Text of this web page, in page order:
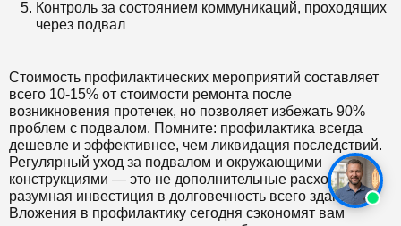
Контроль за состоянием коммуникаций, проходящих
через подвал
Стоимость профилактических мероприятий составляет
всего 10-15% от стоимости ремонта после
возникновения протечек, но позволяет избежать 90%
проблем с подвалом. Помните: профилактика всегда
дешевле и эффективнее, чем ликвидация последствий.
Регулярный уход за подвалом и окружающими
конструкциями — это не дополнительные расходы, а
разумная инвестиция в долговечность всего здания.
Вложения в профилактику сегодня сэкономят вам